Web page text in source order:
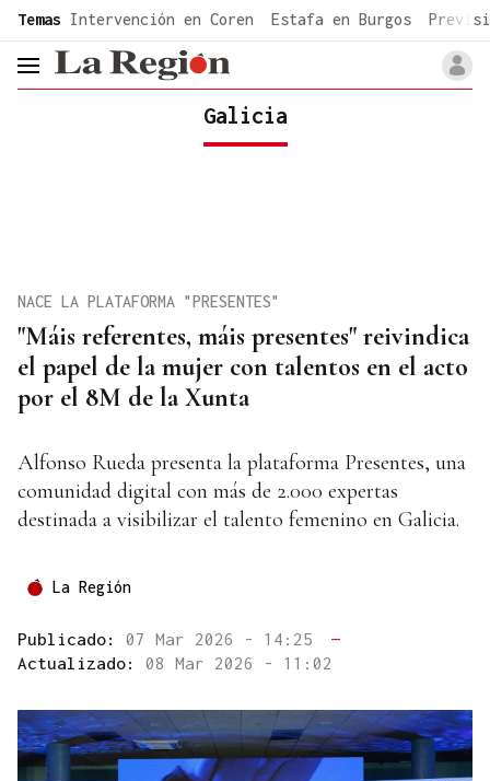
common.go-to-content
Temas Intervención en Coren Estafa en Burgos
header.menu.open
Galicia
"Máis referentes, máis presentes" reivindica
el papel de la mujer con talentos en el acto
por el 8M de la Xunta
NACE LA PLATAFORMA "PRESENTES"
Alfonso Rueda presenta la plataforma Presentes, una
comunidad digital con más de 2.000 expertas
destinada a visibilizar el talento femenino en Galicia.
La Región
Publicado: 07 Mar 2026 - 14:25
—
Actualizado: 08 Mar 2026 - 11:02